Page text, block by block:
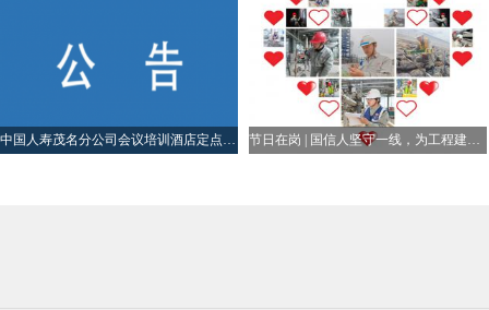
开前一天完成会场布置，包括U型、课堂式、围桌型、剧院式等供选择，
责在酒店大堂设立专用接待台，并提供相应工作人员协助招标人
方核算认可后60天内一次性向乙方付款，甲方超过约定期限60天付款
中国人寿茂名分公司会议培训酒店定点供应商采购项目招标公告 节日在岗 | 国信人坚守一线，为工程建设保驾护航